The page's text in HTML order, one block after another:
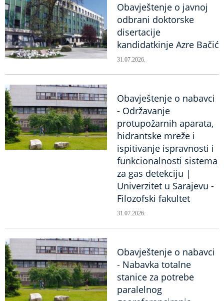
Obavještenje o javnoj
odbrani doktorske
disertacije
kandidatkinje Azre Bačić
31.07.2026.
Obavještenje o nabavci
- Održavanje
protupožarnih aparata,
hidrantske mreže i
ispitivanje ispravnosti i
funkcionalnosti sistema
za gas detekciju |
Univerzitet u Sarajevu -
Filozofski fakultet
31.07.2026.
Obavještenje o nabavci
- Nabavka totalne
stanice za potrebe
paralelnog